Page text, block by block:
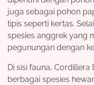
juga sebagai pohon
tipis seperti kertas.
spesies anggrek yang
pegunungan dengan
Di sisi fauna,
berbagai spesies